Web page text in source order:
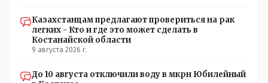
партиями.
Казахстанцам предлагают провериться на рак
легких - Кто и где это может сделать в
Костанайской области
9 августа 2026 г.
До 10 августа отключили воду в мкрн Юбилейный